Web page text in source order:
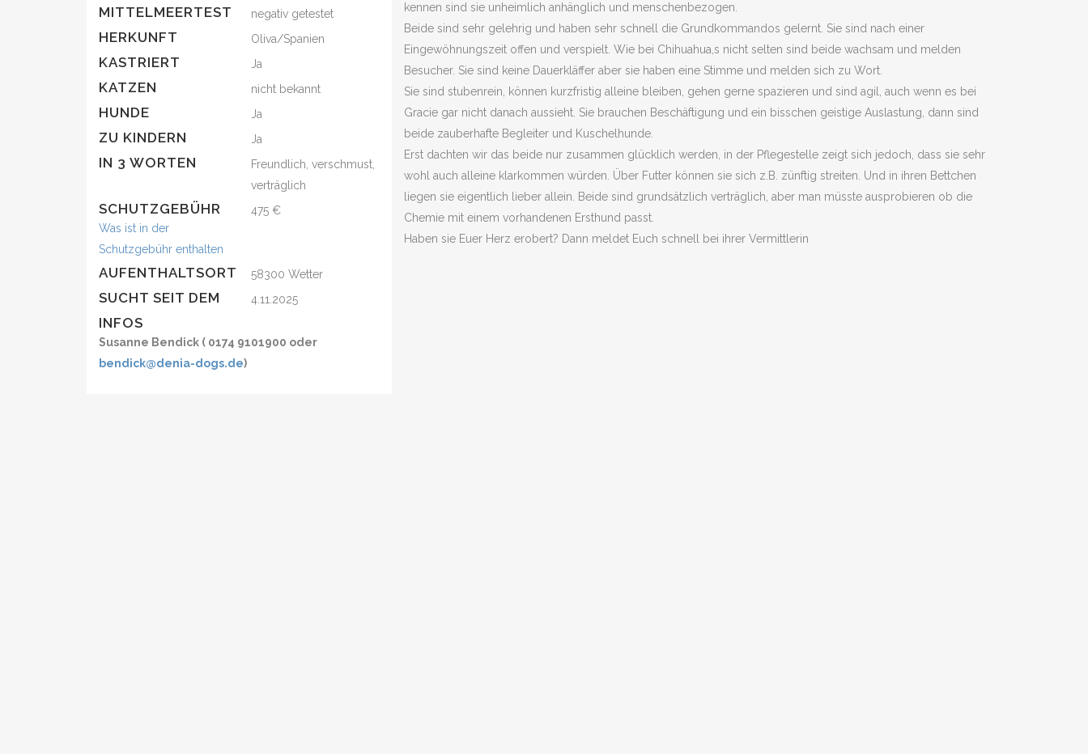
MITTELMEERTEST negativ getestet
HERKUNFT Oliva/Spanien
KASTRIERT Ja
KATZEN nicht bekannt
HUNDE Ja
ZU KINDERN Ja
IN 3 WORTEN
Freundlich, verschmust,
verträglich
SCHUTZGEBÜHR
Was ist in der
Schutzgebühr enthalten
475 €
AUFENTHALTSORT 58300 Wetter
SUCHT SEIT DEM 4.11.2025
INFOS
Susanne Bendick ( 0174 9101900 oder
bendick@denia-dogs.de)
kennen sind sie unheimlich anhänglich und menschenbezogen.
Beide sind sehr gelehrig und haben sehr schnell die Grundkommandos gelernt. Sie sind nach einer
Eingewöhnungszeit offen und verspielt. Wie bei Chihuahua,s nicht selten sind beide wachsam und melden
Besucher. Sie sind keine Dauerkläffer aber sie haben eine Stimme und melden sich zu Wort.
Sie sind stubenrein, können kurzfristig alleine bleiben, gehen gerne spazieren und sind agil, auch wenn es bei
Gracie gar nicht danach aussieht. Sie brauchen Beschäftigung und ein bisschen geistige Auslastung, dann sind
beide zauberhafte Begleiter und Kuschelhunde.
Erst dachten wir das beide nur zusammen glücklich werden, in der Pflegestelle zeigt sich jedoch, dass sie sehr
wohl auch alleine klarkommen würden. Über Futter können sie sich z.B. zünftig streiten. Und in ihren Bettchen
liegen sie eigentlich lieber allein. Beide sind grundsätzlich verträglich, aber man müsste ausprobieren ob die
Chemie mit einem vorhandenen Ersthund passt.
Haben sie Euer Herz erobert? Dann meldet Euch schnell bei ihrer Vermittlerin